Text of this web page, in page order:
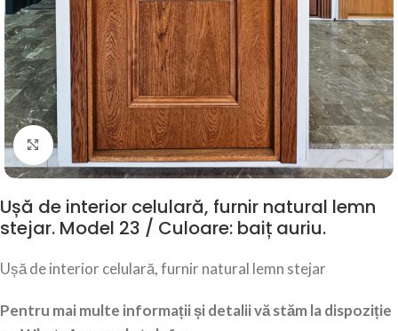
Click to enlarge
Ușă de interior celulară, furnir natural lemn
stejar. Model 23 / Culoare: baiț auriu.
Ușă de interior celulară, furnir natural lemn stejar
Pentru mai multe informații și detalii vă stăm la dispoziție